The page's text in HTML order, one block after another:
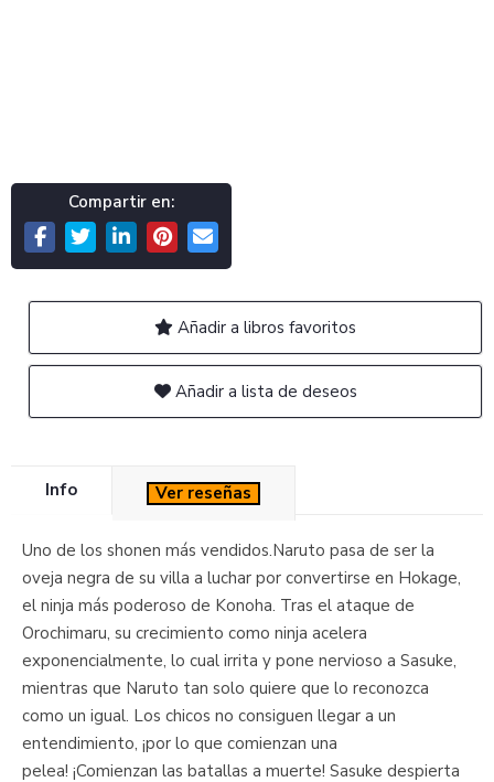
Compartir en:
Añadir a libros favoritos
Añadir a lista de deseos
Info Ver reseñas
Uno de los shonen más vendidos.Naruto pasa de ser la
oveja negra de su villa a luchar por convertirse en Hokage,
el ninja más poderoso de Konoha. Tras el ataque de
Orochimaru, su crecimiento como ninja acelera
exponencialmente, lo cual irrita y pone nervioso a Sasuke,
mientras que Naruto tan solo quiere que lo reconozca
como un igual. Los chicos no consiguen llegar a un
entendimiento, ¡por lo que comienzan una
pelea! ¡Comienzan las batallas a muerte! Sasuke despierta